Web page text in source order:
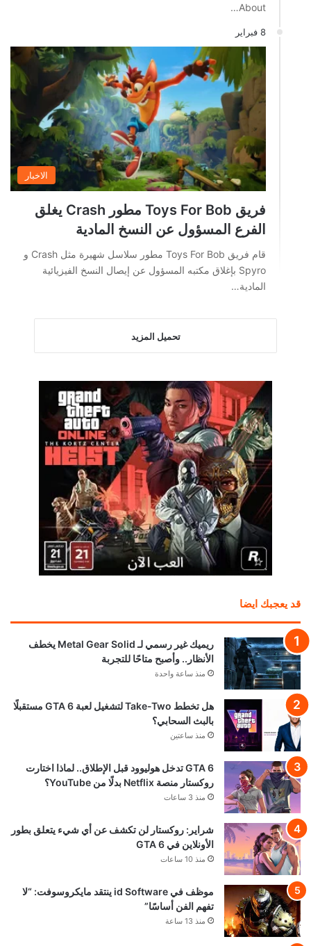
About…
8 فبراير
الاخبار
فريق Toys For Bob مطور Crash يغلق
الفرع المسؤول عن النسخ المادية
قام فريق Toys For Bob مطور سلاسل شهيرة مثل Crash و
Spyro بإغلاق مكتبه المسؤول عن إيصال النسخ الفيزيائية
المادية…
تحميل المزيد
قد يعجبك ايضا
ريميك غير رسمي لـ Metal Gear Solid يخطف
الأنظار.. وأصبح متاحًا للتجربة
منذ ساعة واحدة
هل تخطط Take-Two لتشغيل لعبة GTA 6 مستقبلًا
بالبث السحابي؟
منذ ساعتين
GTA 6 تدخل هوليوود قبل الإطلاق.. لماذا اختارت
روكستار منصة Netflix بدلًا من YouTube؟
منذ 3 ساعات
شراير: روكستار لن تكشف عن أي شيء يتعلق بطور
الأونلاين في GTA 6
منذ 10 ساعات
موظف في id Software ينتقد مايكروسوفت: “لا
تفهم الفن أساسًا”
منذ 13 ساعة